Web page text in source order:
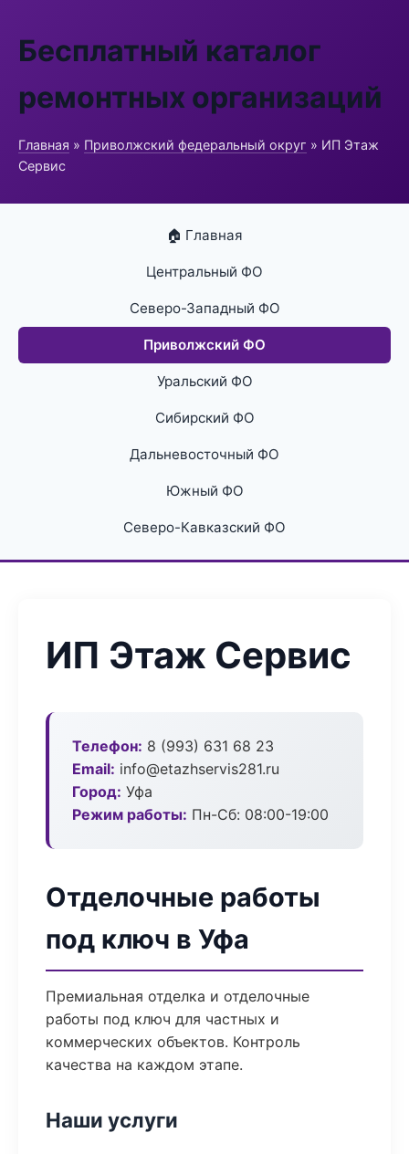
Бесплатный каталог
ремонтных организаций
Главная » Приволжский федеральный округ » ИП Этаж
Сервис
🏠 Главная
Центральный ФО
Северо-Западный ФО
Приволжский ФО
Уральский ФО
Сибирский ФО
Дальневосточный ФО
Южный ФО
Северо-Кавказский ФО
ИП Этаж Сервис
Телефон: 8 (993) 631 68 23
Email: info@etazhservis281.ru
Город: Уфа
Режим работы: Пн-Сб: 08:00-19:00
Отделочные работы
под ключ в Уфа
Премиальная отделка и отделочные
работы под ключ для частных и
коммерческих объектов. Контроль
качества на каждом этапе.
Наши услуги